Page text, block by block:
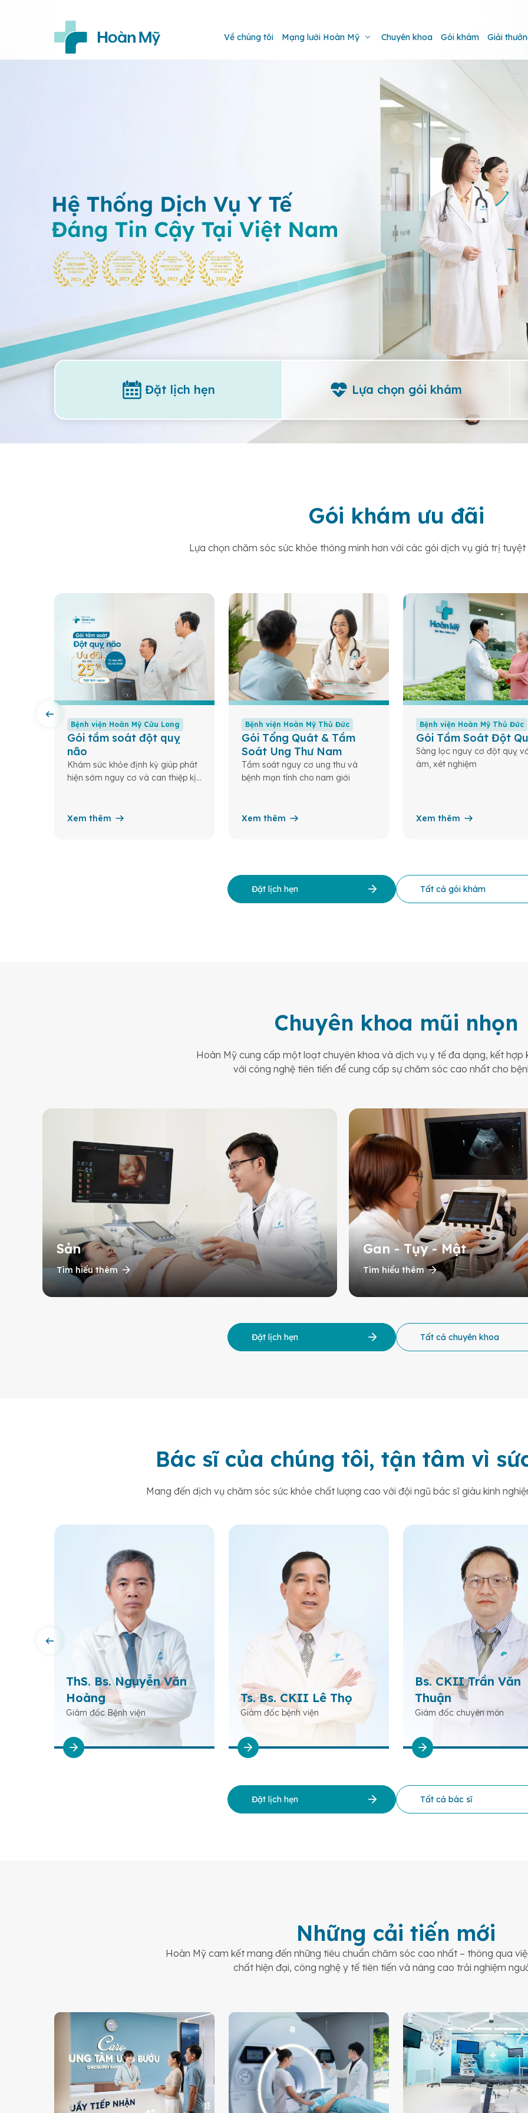
Về chúng tôi Mạng lưới Hoàn Mỹ Chuyên khoa Gói khám Giải
Đặt lịch hẹn Lựa chọn gói khám
Gói khám ưu đãi
Lựa chọn chăm sóc sức khỏe thông minh hơn với các gói dịch vụ giá trị
Bệnh viện Hoàn Mỹ Cửu Long
Gói tầm soát đột quỵ
não
Khám sức khỏe định kỳ giúp phát
hiện sớm nguy cơ và can thiệp kịp
Xem thêm
Bệnh viện Hoàn Mỹ Thủ Đức
Gói Tổng Quát & Tầm
Soát Ung Thư Nam
Tầm soát nguy cơ ung thư và
bệnh mạn tính cho nam giới
Xem thêm
Bệnh viện Hoàn Mỹ Thủ Đức
Gói Tầm Soát Đột
Sàng lọc nguy cơ đột quỵ
âm, xét nghiệm
Xem thêm
Đặt lịch hẹn Tất cả gói khám
Chuyên khoa mũi nhọn
Hoàn Mỹ cung cấp một loạt chuyên khoa và dịch vụ y tế đa dạng, kết hợp
với công nghệ tiên tiến để cung cấp sự chăm sóc cao nhất cho
Sản
Tìm hiểu thêm
Gan - Tụy - Mật
Tìm hiểu thêm
Đặt lịch hẹn Tất cả chuyên khoa
Bác sĩ của chúng tôi, tận tâm vì
Mang đến dịch vụ chăm sóc sức khỏe chất lượng cao với đội ngũ bác sĩ giàu kinh
ThS. Bs. Nguyễn Văn
Hoàng
Giám đốc Bệnh viện
Ts. Bs. CKII Lê Thọ
Giám đốc bệnh viện
Bs. CKII Trần Văn
Thuận
Giám đốc chuyên môn
Đặt lịch hẹn Tất cả bác sĩ
Những cải tiến mới
Hoàn Mỹ cam kết mang đến những tiêu chuẩn chăm sóc cao nhất – thông qua
chất hiện đại, công nghệ y tế tiên tiến và nâng cao trải nghiệm